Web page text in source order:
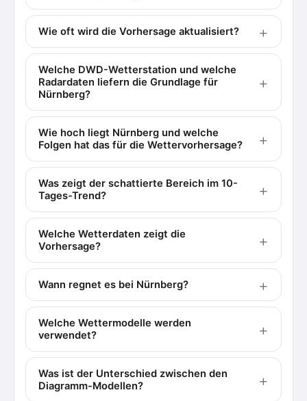
Wie oft wird die Vorhersage aktualisiert?
Welche DWD-Wetterstation und welche
Radardaten liefern die Grundlage für
Nürnberg?
Wie hoch liegt Nürnberg und welche
Folgen hat das für die Wettervorhersage?
Was zeigt der schattierte Bereich im 10-
Tages-Trend?
Welche Wetterdaten zeigt die
Vorhersage?
Wann regnet es bei Nürnberg?
Welche Wettermodelle werden
verwendet?
Was ist der Unterschied zwischen den
Diagramm-Modellen?